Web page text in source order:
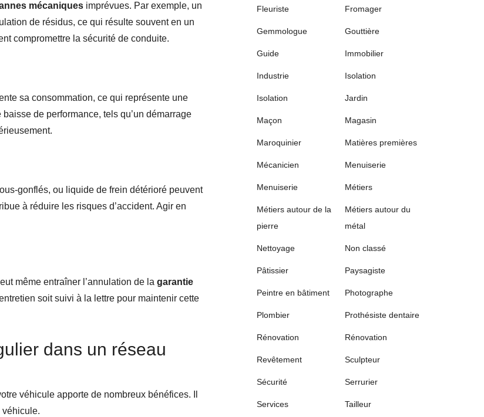
mécaniques imprévues. Par exemple, un
de résidus, ce qui résulte souvent en un
compromettre la sécurité de conduite.
sa consommation, ce qui représente une
de performance, tels qu’un démarrage
gonflés, ou liquide de frein détérioré peuvent
à réduire les risques d’accident. Agir en
même entraîner l’annulation de la garantie
soit suivi à la lettre pour maintenir cette
dans un réseau
véhicule apporte de nombreux bénéfices. Il
véhicule.
Fleuriste Fromager
Gemmologue Gouttière
Guide Immobilier
Industrie Isolation
Isolation Jardin
Maçon Magasin
Maroquinier Matières premières
Mécanicien Menuiserie
Menuiserie Métiers
Métiers autour de la
pierre
Métiers autour du
métal
Nettoyage Non classé
Pâtissier Paysagiste
Peintre en bâtiment Photographe
Plombier Prothésiste dentaire
Rénovation Rénovation
Revêtement Sculpteur
Sécurité Serrurier
Services Tailleur